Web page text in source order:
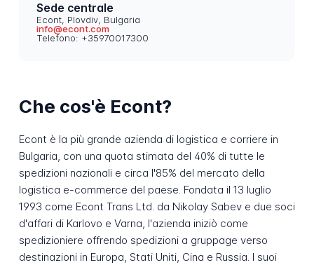
Sede centrale
Econt, Plovdiv, Bulgaria
info@econt.com
Telefono: +35970017300
Che cos'è Econt?
Econt è la più grande azienda di logistica e corriere in
Bulgaria, con una quota stimata del 40% di tutte le
spedizioni nazionali e circa l'85% del mercato della
logistica e-commerce del paese. Fondata il 13 luglio
1993 come Econt Trans Ltd. da Nikolay Sabev e due soci
d'affari di Karlovo e Varna, l'azienda iniziò come
spedizioniere offrendo spedizioni a gruppage verso
destinazioni in Europa, Stati Uniti, Cina e Russia. I suoi